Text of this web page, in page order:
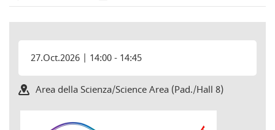
27.Oct.2026 | 14:00 - 14:45
Area della Scienza/Science Area (Pad./Hall 8)